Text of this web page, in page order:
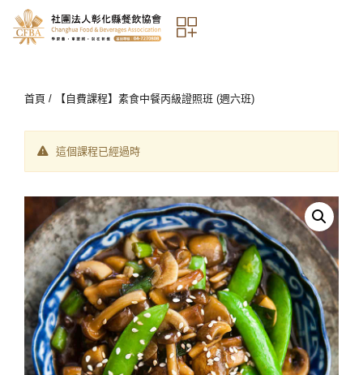
首頁 / 【自費課程】素食中餐丙級證照班 (週六班)
這個課程已經過時